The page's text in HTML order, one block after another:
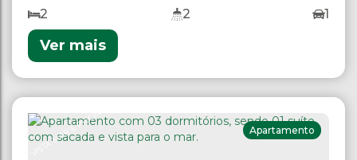
2 2 1
Ver mais
VISTA MAR E PISCINA Apartamento